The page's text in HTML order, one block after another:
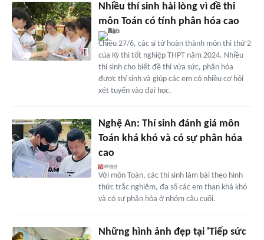
Nhiều thí sinh hài lòng vì đề thi
môn Toán có tính phân hóa cao
Chiều 27/6, các sĩ tử hoàn thành môn thi thứ 2
của Kỳ thi tốt nghiệp THPT năm 2024. Nhiều
thí sinh cho biết đề thi vừa sức, phân hóa
được thí sinh và giúp các em có nhiều cơ hội
xét tuyển vào đại học.
Nghệ An: Thí sinh đánh giá môn
Toán khá khó và có sự phân hóa
cao
Với môn Toán, các thí sinh làm bài theo hình
thức trắc nghiệm, đa số các em than khá khó
và có sự phân hóa ở nhóm câu cuối.
Những hình ảnh đẹp tại 'Tiếp sức